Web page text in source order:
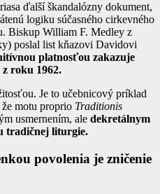
ďalší škandalózny dokument,
logiku súčasného cirkevného
Biskup William F. Medley z
poslal list kňazovi Davidovi
platnosťou zakazuje
roku 1962.
Je to učebnicový príklad
motu proprio Traditionis
usmernením, ale dekretálnym
tradičnej liturgie.
povolenia je zničenie